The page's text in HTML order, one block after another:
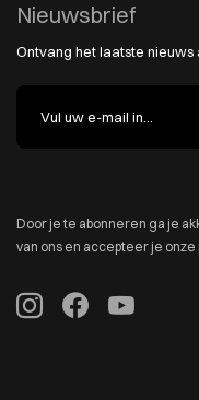
Nieuwsbrief
Ontvang het laatste nieuws
Door je te abonneren ga je
van ons en accepteer je onze